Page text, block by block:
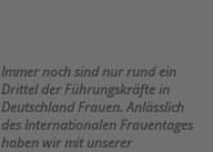
Immer noch sind nur rund ein
Drittel der Führungskräfte in
Deutschland Frauen. Anlässlich
des Internationalen Frauentages
haben wir mit unserer